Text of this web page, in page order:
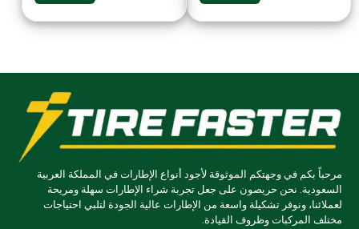
مرحباً بكم في وجهتكم الموثوقة لأجود أنواع الإطارات في المملكة العربية
السعودية. نحن حريصون على جعل تجربة شراء الإطارات سهلة ومريحة
لعملائنا، ونوفر تشكيلة واسعة من الإطارات عالية الجودة لتلبي احتياجات
مختلف المركبات وظروف القيادة.